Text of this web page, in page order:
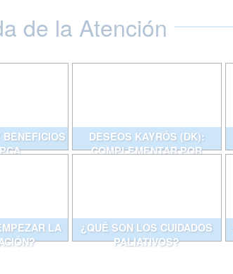
de la Atención
BENEFICIOS
DESEOS KAYRÓS (DK):
COMPLEMENTAR POR
LA
¿QUÉ SON LOS CUIDADOS
PALIATIVOS?